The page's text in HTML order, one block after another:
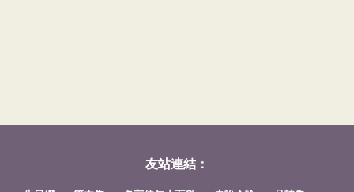
友站連結：